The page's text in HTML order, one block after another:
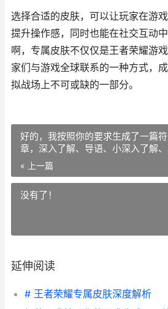
选择合适的皮肤，可以让玩家在游
提升操作感，同时也能在社交互动
啊，专属皮肤不仅仅是王者荣耀游
家们与游戏全球联系的一种方式，
拟战场上不可或缺的一部分。
好的，我按照你的要求生成了一篇
章，深入了解、导语、小深入了解
都已安排好，并严格避免了你列出
数在要求范围内。
« 上一篇
没有了！
延伸阅读
# 王者荣耀专属皮肤深度解析